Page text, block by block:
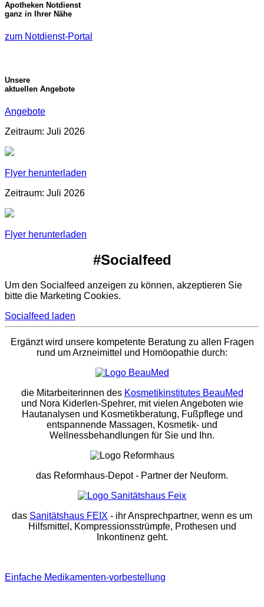
Apotheken Notdienst
ganz in Ihrer Nähe
zum Notdienst-Portal
Unsere
aktuellen Angebote
Angebote
Zeitraum: Juli 2026
Flyer herunterladen
Zeitraum: Juli 2026
Flyer herunterladen
#Socialfeed
Um den Socialfeed anzeigen zu können, akzeptieren Sie
bitte die Marketing Cookies.
Socialfeed laden
Ergänzt wird unsere kompetente Beratung zu allen Fragen
rund um Arzneimittel und Homöopathie durch:
die Mitarbeiterinnen des Kosmetikinstitutes BeauMed
und Nora Kiderlen-Spehrer, mit vielen Angeboten wie
Hautanalysen und Kosmetikberatung, Fußpflege und
entspannende Massagen, Kosmetik- und
Wellnessbehandlungen für Sie und Ihn.
das Reformhaus-Depot- Partner der Neuform.
das Sanitätshaus FEIX - ihr Ansprechpartner, wenn es um
Hilfsmittel, Kompressionsstrümpfe, Prothesen und
Inkontinenz geht.
Einfache Medikamenten-vorbestellung